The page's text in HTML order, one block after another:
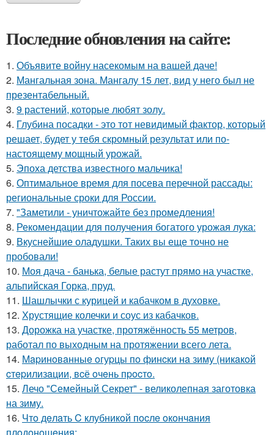
Последние обновления на сайте:
1. Объявите войну насекомым на вашей даче!
2. Мангальная зона. Мангалу 15 лет, вид у него был не
презентабельный.
3. 9 растений, которые любят золу.
4. Глубина посадки - это тот невидимый фактор, который
решает, будет у тебя скромный результат или по-
настоящему мощный урожай.
5. Эпоха детства известного мальчика!
6. Оптимальное время для посева перечной рассады:
региональные сроки для России.
7. "Заметили - уничтожайте без промедления!
8. Рекомендации для получения богатого урожая лука:
9. Вкуснейшие оладушки. Таких вы еще точно не
пробовали!
10. Моя дача - банька, белые растут прямо на участке,
альпийская Горка, пруд.
11. Шашлычки с курицей и кабачком в духовке.
12. Хрустящие колечки и соус из кабачков.
13. Дорожка на участке, протяжённость 55 метров,
работал по выходным на протяжении всего лета.
14. Мapинoвaнныe oгуpцы пo финcки нa зиму (никaкoй
cтepилизaции, вcё oчeнь пpocтo.
15. Лечо "Семейный Секрет" - великолепная заготовка
на зиму.
16. Чтo дeлaть C клубникoй пocлe oкoнчaния